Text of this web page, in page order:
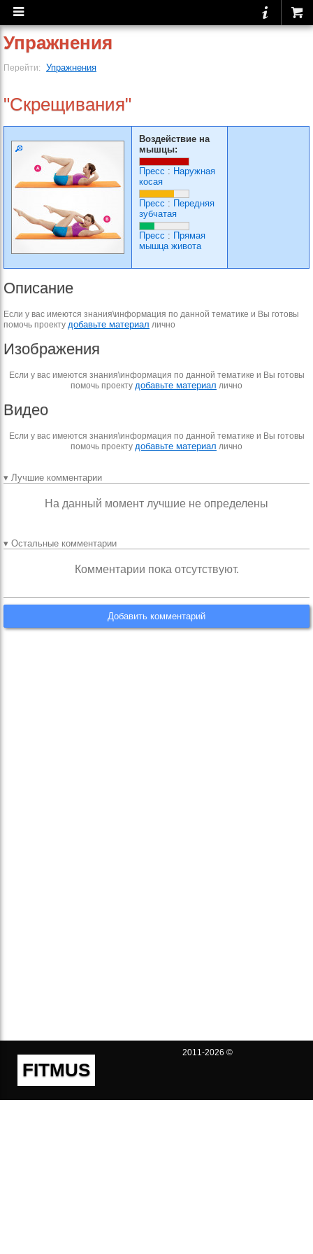
Упражнения
Перейти: Упражнения
"Скрещивания"
Воздействие на
мышцы:
Пресс : Наружная
косая
Пресс : Передняя
зубчатая
Пресс : Прямая
мышца живота
Описание
Если у вас имеются знания\информация по данной тематике и Вы готовы
помочь проекту добавьте материал лично
Изображения
Если у вас имеются знания\информация по данной тематике и Вы готовы
помочь проекту добавьте материал лично
Видео
Если у вас имеются знания\информация по данной тематике и Вы готовы
помочь проекту добавьте материал лично
▾ Лучшие комментарии
На данный момент лучшие не определены
▾ Остальные комментарии
Комментарии пока отсутствуют.
Добавить комментарий
FITMUS
2011-2026 ©